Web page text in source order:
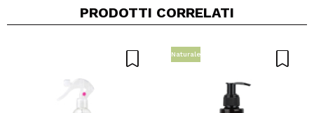
PRODOTTI CORRELATI
Naturale